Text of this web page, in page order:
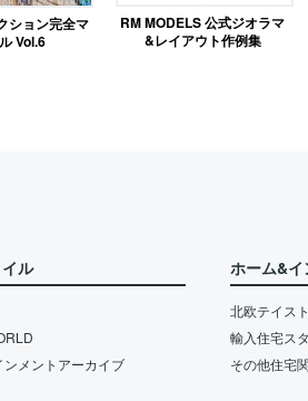
ション完全マ
Vol.6
RM MODELS 公式ジオラマ
&レイアウト作例集
ル
ンメントアーカイブ
ホーム&
北欧テイス
輸入住宅ス
その他住宅